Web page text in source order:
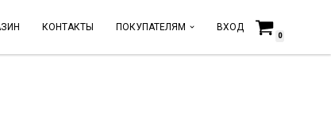
КОНТАКТЫ ПОКУПАТЕЛЯМ ВХОД
0